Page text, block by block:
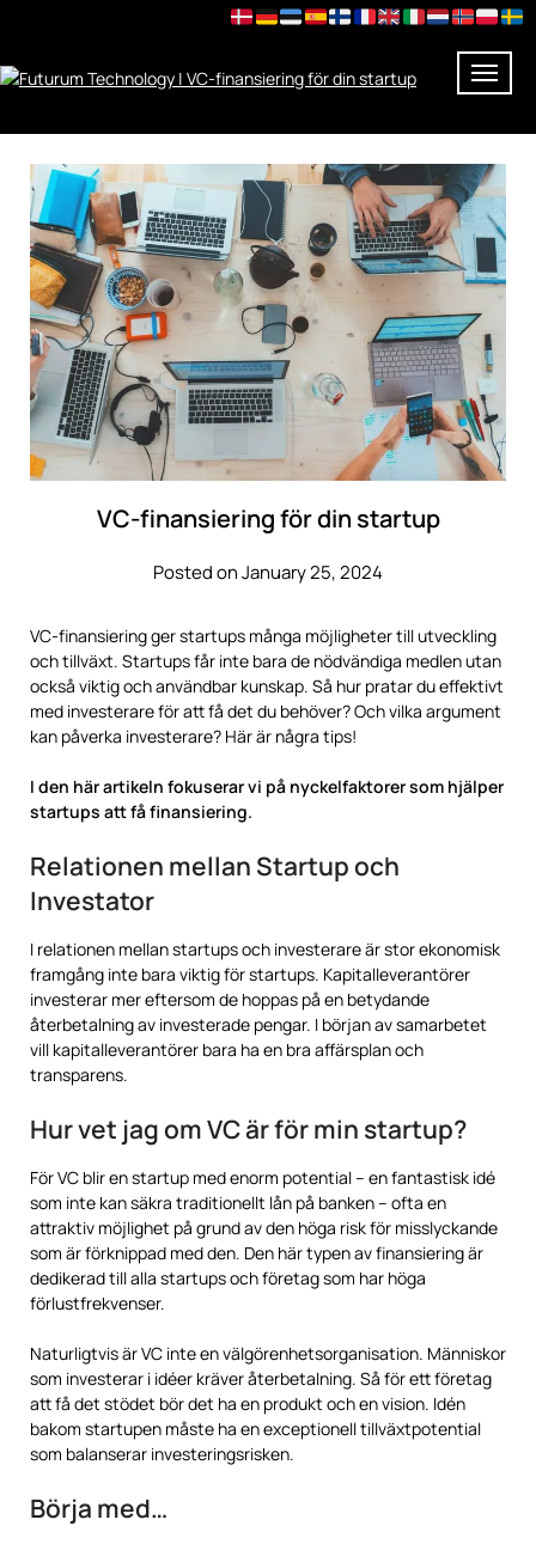
content
VC-finansiering för din startup
Posted on January 25, 2024
VC-finansiering ger startups många möjligheter till utveckling
och tillväxt. Startups får inte bara de nödvändiga medlen utan
också viktig och användbar kunskap. Så hur pratar du effektivt
med investerare för att få det du behöver? Och vilka argument
kan påverka investerare? Här är några tips!
I den här artikeln fokuserar vi på nyckelfaktorer som hjälper
startups att få finansiering.
Relationen mellan Startup och
Investator
I relationen mellan startups och investerare är stor ekonomisk
framgång inte bara viktig för startups. Kapitalleverantörer
investerar mer eftersom de hoppas på en betydande
återbetalning av investerade pengar. I början av samarbetet
vill kapitalleverantörer bara ha en bra affärsplan och
transparens.
Hur vet jag om VC är för min startup?
För VC blir en startup med enorm potential – en fantastisk idé
som inte kan säkra traditionellt lån på banken – ofta en
attraktiv möjlighet på grund av den höga risk för misslyckande
som är förknippad med den. Den här typen av finansiering är
dedikerad till alla startups och företag som har höga
förlustfrekvenser.
Naturligtvis är VC inte en välgörenhetsorganisation. Människor
som investerar i idéer kräver återbetalning. Så för ett företag
att få det stödet bör det ha en produkt och en vision. Idén
bakom startupen måste ha en exceptionell tillväxtpotential
som balanserar investeringsrisken.
Börja med…